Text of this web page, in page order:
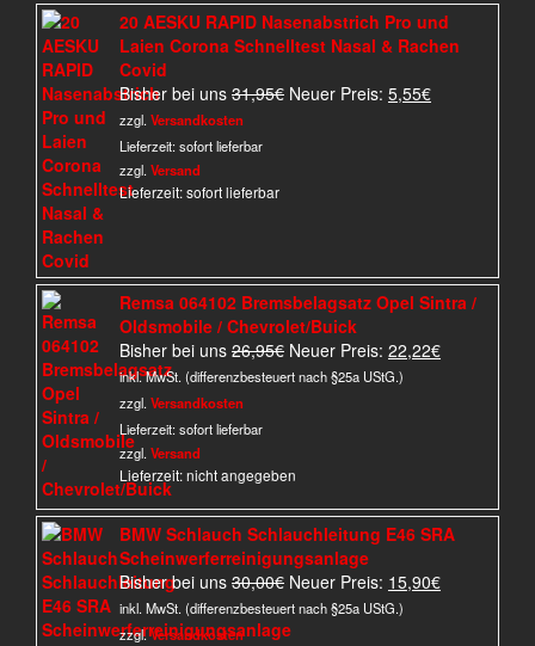
20 AESKU RAPID Nasenabstrich Pro und
Laien Corona Schnelltest Nasal & Rachen
Covid
Bisher bei uns 31,95€ Ursprünglicher
Neuer Preis: 5,55€Aktueller
zzgl.Versandkosten
Lieferzeit:sofort lieferbar
zzgl.Versand
Lieferzeit: sofort lieferbar
Remsa 064102 Bremsbelagsatz Opel Sintra /
Oldsmobile / Chevrolet/Buick
Bisher bei uns 26,95€ Ursprünglicher
Preis
Neuer Preis: 22,22€Aktueller
inkl. MwSt. (differenzbesteuert nach §25a UStG.)
zzgl.Versandkosten
Lieferzeit:sofort lieferbar
zzgl.Versand
Lieferzeit: nicht angegeben
BMW Schlauch Schlauchleitung E46 SRA
Scheinwerferreinigungsanlage
Bisher bei uns 30,00€ Ursprünglicher
Preis
war:
Neuer Preis: 15,90€Aktueller
inkl. MwSt. (differenzbesteuert nach §25a UStG.)
zzgl.Versandkosten